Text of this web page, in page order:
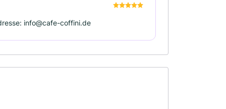
info@cafe-coffini.de